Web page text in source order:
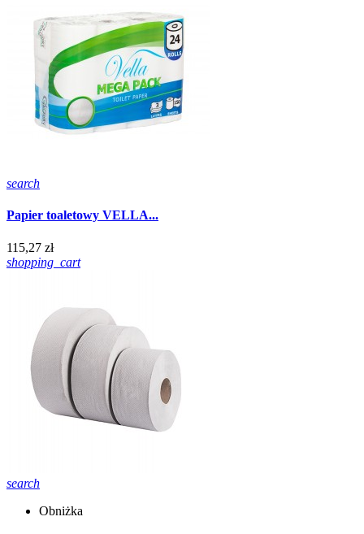
search
Papier toaletowy VELLA...
115,27 zł
shopping_cart
search
Obniżka